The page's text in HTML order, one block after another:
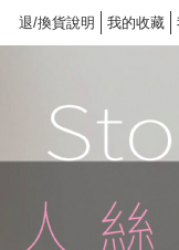
退/換貨說明 我的收藏